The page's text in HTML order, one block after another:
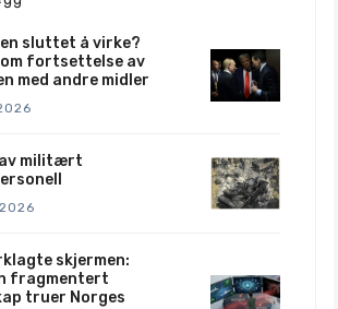
sluttet å virke?
fortsettelse av
med andre midler
militært
skjermen:
fragmentert
truer Norges